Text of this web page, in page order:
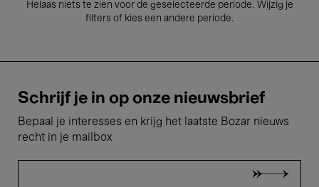
Helaas niets te zien voor de geselecteerde periode. Wijzig je
filters of kies een andere periode.
Schrijf je in op onze nieuwsbrief
Bepaal je interesses en krijg het laatste Bozar nieuws
recht in je mailbox